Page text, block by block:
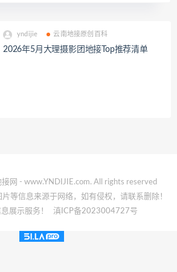
yndijie 云南地接原创百科
2026年5月大理摄影团地接Top推荐清单
网 - www.YNDIJIE.com. All rights reserved
等信息来源于网络，如有侵权，请联系删除！
展示服务！
滇ICP备2023004727号